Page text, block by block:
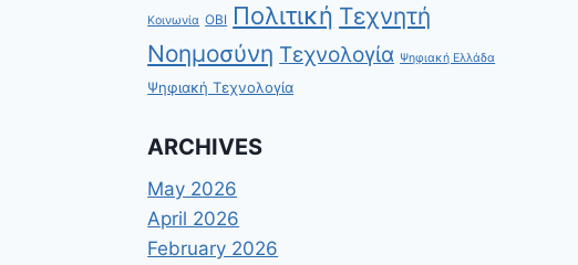
Κοινωνία ΟΒΙ Πολιτική Τεχνητή
Νοημοσύνη Τεχνολογία Ψηφιακή Ελλάδα
Ψηφιακή Τεχνολογία
ARCHIVES
May 2026
April 2026
February 2026